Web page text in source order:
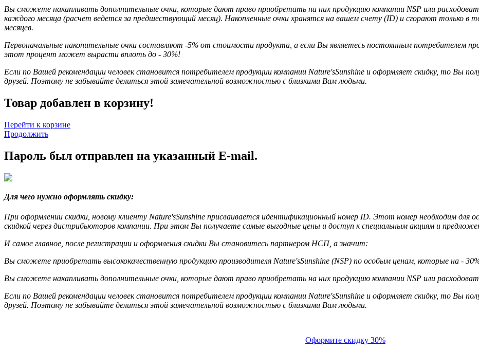
Вы сможете накапливать дополнительные очки, которые дают право приобретать на них продукцию компании NSP или
каждого месяца (расчет ведется за предшествующий месяц). Накопленные очки хранятся на вашем счету (ID) и сгорают только в
месяцев.
Первоначальные накопительные очки составляют -5% от стоимости продукта, а если Вы являетесь постоянным потребителем
этот процент может вырасти вплоть до - 30%!
Если по Вашей рекомендации человек становится потребителем продукции компании Nature'sSunshine и оформляет скидку, то Вы
друзей. Поэтому не забывайте делиться этой замечательной возможностью с близкими Вам людьми.
Товар добавлен в корзину!
Перейти к корзине
Продолжить
Пароль был отправлен на указанный E-mail.
Для чего нужно оформлять скидку:
При оформлении скидки, новому клиенту Nature'sSunshine присваивается идентификационный номер ID. Этот номер необходим для
скидкой через дистрибьюторов компании. При этом Вы получаете самые выгодные цены и доступ к специальным акциям и
И самое главное, после регистрации и оформления скидки Вы становитесь партнером НСП, а значит:
Вы сможете приобретать высококачественную продукцию производителя Nature'sSunshine (NSP) по особым ценам, которые на -
Вы сможете накапливать дополнительные очки, которые дают право приобретать на них продукцию компании NSP или
Если по Вашей рекомендации человек становится потребителем продукции компании Nature'sSunshine и оформляет скидку, то Вы
друзей. Поэтому не забывайте делиться этой замечательной возможностью с близкими Вам людьми.
Оформите скидку 30%